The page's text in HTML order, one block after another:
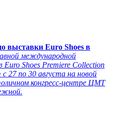
выставки Euro Shoes в
международной
Euro Shoes Premiere Collection
27 по 30 августа на новой
конгресс-центре ЦМТ